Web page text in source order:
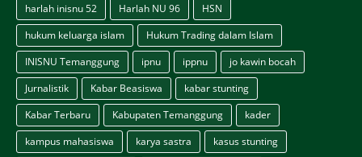
harlah inisnu 52
Harlah NU 96
HSN
hukum keluarga islam
Hukum Trading dalam Islam
INISNU Temanggung
ipnu ippnu
jo kawin bocah
Jurnalistik
Kabar Beasiswa
kabar stunting
Kabar Terbaru
Kabupaten Temanggung
kader
kampus mahasiswa
karya sastra
kasus stunting